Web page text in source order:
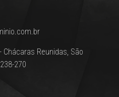
Chácaras Reunidas, São
270